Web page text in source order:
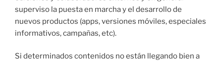
superviso la puesta en marcha y el desarrollo de
nuevos productos (apps, versiones móviles, especiales
informativos, campañas, etc).
Si determinados contenidos no están llegando bien a